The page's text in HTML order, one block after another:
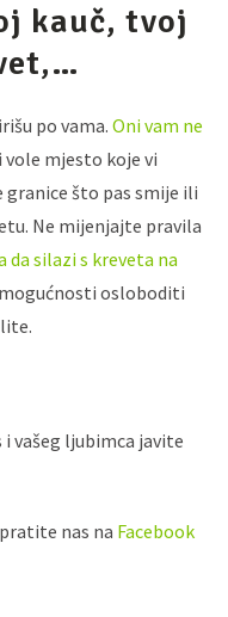
kauč, tvoj
po vama. Oni vam ne
vole mjesto koje vi
što pas smije ili
Ne mijenjajte pravila
da silazi s kreveta na
osloboditi
vašeg ljubimca javite
nas na Facebook